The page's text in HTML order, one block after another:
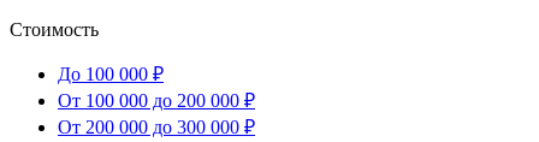
Стоимость
До 100 000 ₽
От 100 000 до 200 000 ₽
От 200 000 до 300 000 ₽